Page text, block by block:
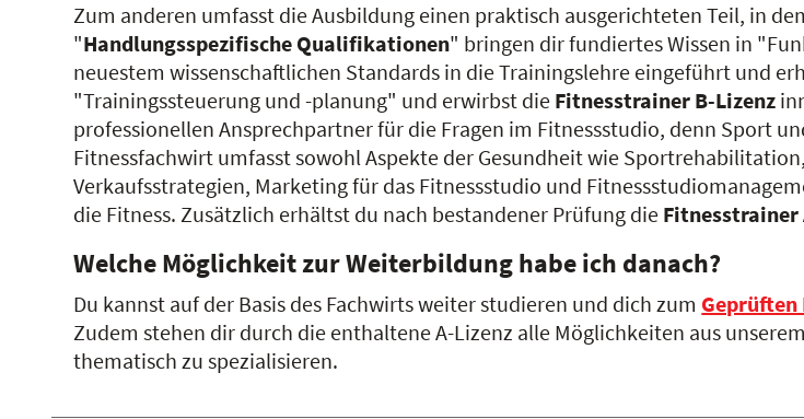
Zum anderen umfasst die Ausbildung einen praktisch ausgerichteten Teil, in
"Handlungsspezifische Qualifikationen" bringen dir fundiertes Wissen in
neuestem wissenschaftlichen Standards in die Trainingslehre eingeführt und
"Trainingssteuerung und -planung" und erwirbst die Fitnesstrainer B-Lizenz
professionellen Ansprechpartner für die Fragen im Fitnessstudio, denn Sport
Fitnessfachwirt umfasst sowohl Aspekte der Gesundheit wie
Verkaufsstrategien, Marketing für das Fitnessstudio und
die Fitness. Zusätzlich erhältst du nach bestandener Prüfung die Fitnesstrainer
Welche Möglichkeit zur Weiterbildung habe ich danach?
Du kannst auf der Basis des Fachwirts weiter studieren und dich zum
Zudem stehen dir durch die enthaltene A-Lizenz alle Möglichkeiten aus
thematisch zu spezialisieren.